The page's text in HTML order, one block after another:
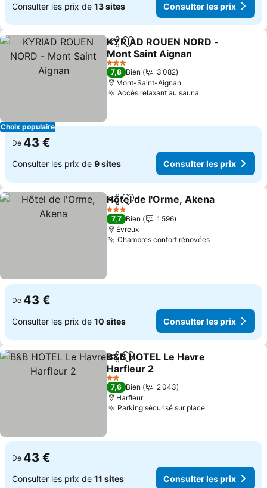
Consulter les prix de 13 sites Consulter les prix
Choix populaire
PartagerAjouter à mes favoris
KYRIAD ROUEN NORD -
Mont Saint Aignan
3 Étoiles
7,8 Bien
3 082
Mont-Saint-Aignan
Accès relaxant au sauna
De 43 €
Consulter les prix de 9 sites Consulter les prix
PartagerAjouter à mes favoris
Hôtel de l'Orme, Akena
3 Étoiles
7,7 Bien
1 596
Évreux
Chambres confort rénovées
De 43 €
Consulter les prix de 10 sites Consulter les prix
PartagerAjouter à mes favoris
B&B HOTEL Le Havre
Harfleur 2
2 Étoiles
7,6 Bien
2 043
Harfleur
Parking sécurisé sur place
De 43 €
Consulter les prix de 11 sites Consulter les prix